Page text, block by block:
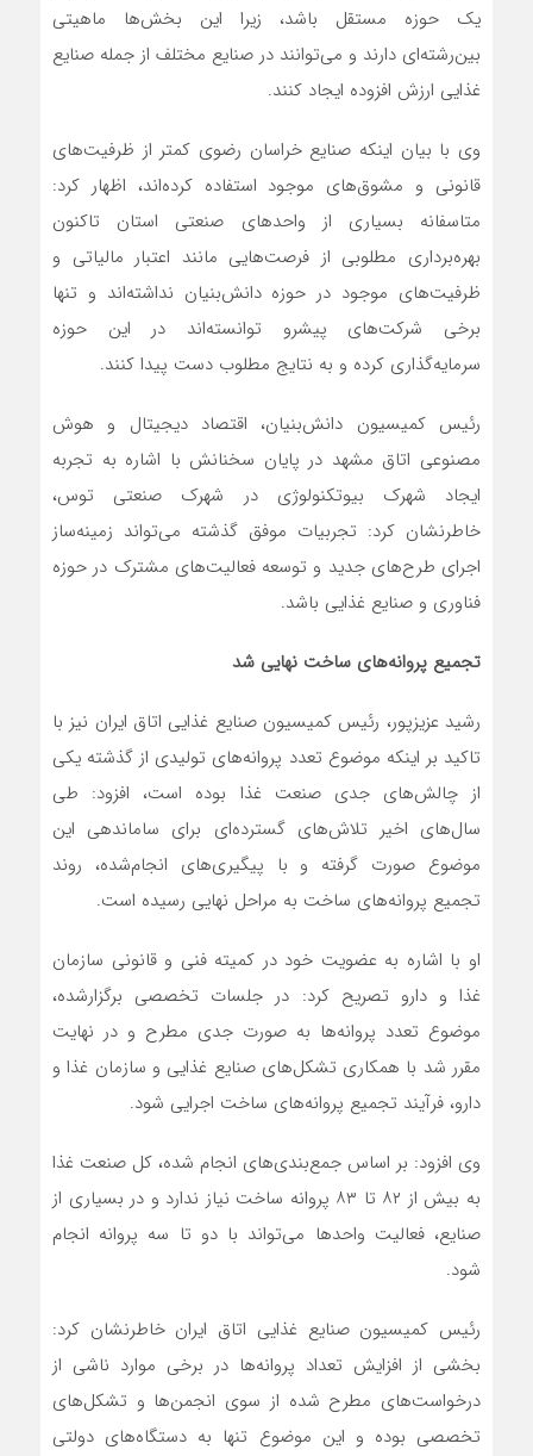
یک حوزه مستقل باشد، زیرا این بخش‌ها ماهیتی
بین‌رشته‌ای دارند و می‌توانند در صنایع مختلف از جمله صنایع
غذایی ارزش افزوده ایجاد کنند.
وی با بیان اینکه صنایع خراسان رضوی کمتر از ظرفیت‌های
قانونی و مشوق‌های موجود استفاده کرده‌اند، اظهار کرد:
متاسفانه بسیاری از واحدهای صنعتی استان تاکنون
بهره‌برداری مطلوبی از فرصت‌هایی مانند اعتبار مالیاتی و
ظرفیت‌های موجود در حوزه دانش‌بنیان نداشته‌اند و تنها
برخی شرکت‌های پیشرو توانسته‌اند در این حوزه
سرمایه‌گذاری کرده و به نتایج مطلوب دست پیدا کنند.
رئیس کمیسیون دانش‌بنیان، اقتصاد دیجیتال و هوش
مصنوعی اتاق مشهد در پایان سخنانش با اشاره به تجربه
ایجاد شهرک بیوتکنولوژی در شهرک صنعتی توس،
خاطرنشان کرد: تجربیات موفق گذشته می‌تواند زمینه‌ساز
اجرای طرح‌های جدید و توسعه فعالیت‌های مشترک در حوزه
فناوری و صنایع غذایی باشد.
تجمیع پروانه‌های ساخت نهایی شد
رشید عزیزپور، رئیس کمیسیون صنایع غذایی اتاق ایران نیز با
تاکید بر اینکه موضوع تعدد پروانه‌های تولیدی از گذشته یکی
از چالش‌های جدی صنعت غذا بوده است، افزود: طی
سال‌های اخیر تلاش‌های گسترده‌ای برای ساماندهی این
موضوع صورت گرفته و با پیگیری‌های انجام‌شده، روند
تجمیع پروانه‌های ساخت به مراحل نهایی رسیده است.
او با اشاره به عضویت خود در کمیته فنی و قانونی سازمان
غذا و دارو تصریح کرد: در جلسات تخصصی برگزارشده،
موضوع تعدد پروانه‌ها به صورت جدی مطرح و در نهایت
مقرر شد با همکاری تشکل‌های صنایع غذایی و سازمان غذا و
دارو، فرآیند تجمیع پروانه‌های ساخت اجرایی شود.
وی افزود: بر اساس جمع‌بندی‌های انجام شده، کل صنعت غذا
به بیش از ۸۲ تا ۸۳ پروانه ساخت نیاز ندارد و در بسیاری از
صنایع، فعالیت واحدها می‌تواند با دو تا سه پروانه انجام
شود.
رئیس کمیسیون صنایع غذایی اتاق ایران خاطرنشان کرد:
بخشی از افزایش تعداد پروانه‌ها در برخی موارد ناشی از
درخواست‌های مطرح شده از سوی انجمن‌ها و تشکل‌های
تخصصی بوده و این موضوع تنها به دستگاه‌های دولتی